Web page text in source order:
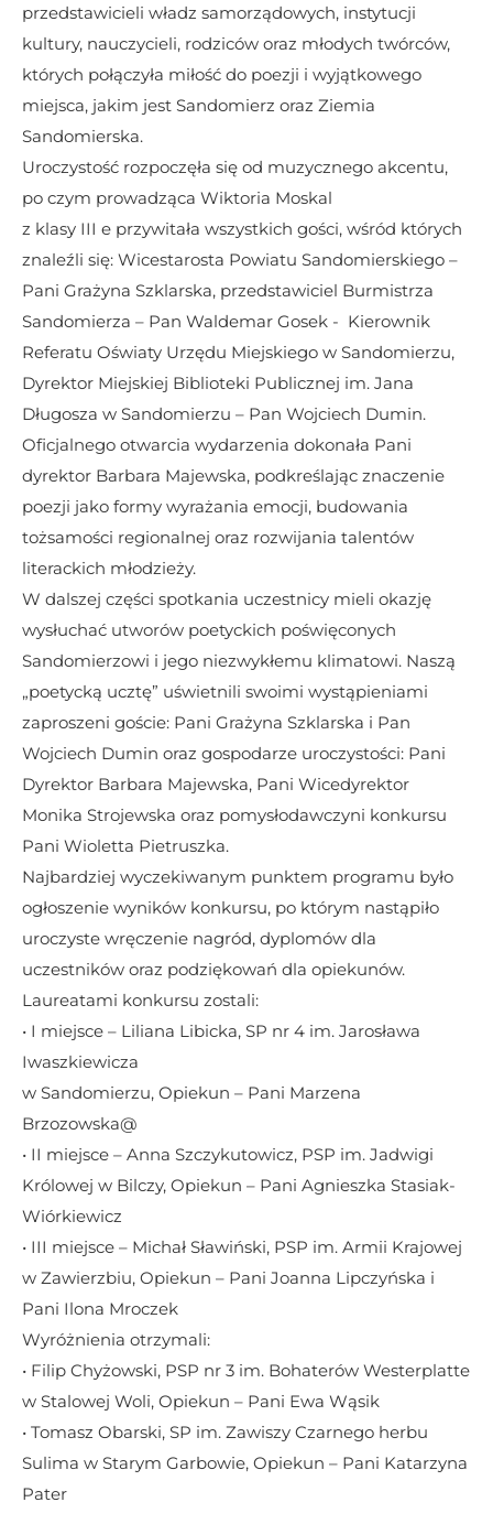
przedstawicieli władz samorządowych, instytucji
kultury, nauczycieli, rodziców oraz młodych twórców,
których połączyła miłość do poezji i wyjątkowego
miejsca, jakim jest Sandomierz oraz Ziemia
Sandomierska.
Uroczystość rozpoczęła się od muzycznego akcentu,
po czym prowadząca Wiktoria Moskal
z klasy III e przywitała wszystkich gości, wśród których
znaleźli się: Wicestarosta Powiatu Sandomierskiego –
Pani Grażyna Szklarska, przedstawiciel Burmistrza
Sandomierza – Pan Waldemar Gosek -  Kierownik
Referatu Oświaty Urzędu Miejskiego w Sandomierzu,
Dyrektor Miejskiej Biblioteki Publicznej im. Jana
Długosza w Sandomierzu – Pan Wojciech Dumin.
Oficjalnego otwarcia wydarzenia dokonała Pani
dyrektor Barbara Majewska, podkreślając znaczenie
poezji jako formy wyrażania emocji, budowania
tożsamości regionalnej oraz rozwijania talentów
literackich młodzieży.
W dalszej części spotkania uczestnicy mieli okazję
wysłuchać utworów poetyckich poświęconych
Sandomierzowi i jego niezwykłemu klimatowi. Naszą
„poetycką ucztę” uświetnili swoimi wystąpieniami
zaproszeni goście: Pani Grażyna Szklarska i Pan
Wojciech Dumin oraz gospodarze uroczystości: Pani
Dyrektor Barbara Majewska, Pani Wicedyrektor
Monika Strojewska oraz pomysłodawczyni konkursu
Pani Wioletta Pietruszka.
Najbardziej wyczekiwanym punktem programu było
ogłoszenie wyników konkursu, po którym nastąpiło
uroczyste wręczenie nagród, dyplomów dla
uczestników oraz podziękowań dla opiekunów.
Laureatami konkursu zostali:
• I miejsce – Liliana Libicka, SP nr 4 im. Jarosława
Iwaszkiewicza
w Sandomierzu, Opiekun – Pani Marzena
Brzozowska@
• II miejsce – Anna Szczykutowicz, PSP im. Jadwigi
Królowej w Bilczy, Opiekun – Pani Agnieszka Stasiak-
Wiórkiewicz
• III miejsce – Michał Sławiński, PSP im. Armii Krajowej
w Zawierzbiu, Opiekun – Pani Joanna Lipczyńska i
Pani Ilona Mroczek
Wyróżnienia otrzymali:
• Filip Chyżowski, PSP nr 3 im. Bohaterów Westerplatte
w Stalowej Woli, Opiekun – Pani Ewa Wąsik
• Tomasz Obarski, SP im. Zawiszy Czarnego herbu
Sulima w Starym Garbowie, Opiekun – Pani Katarzyna
Pater